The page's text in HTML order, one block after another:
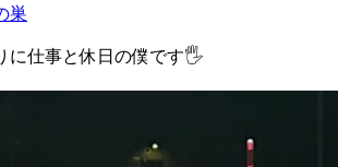
巣
に仕事と休日の僕です🖐️